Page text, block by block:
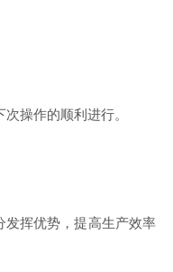
操作的顺利进行。
挥优势，提高生产效率